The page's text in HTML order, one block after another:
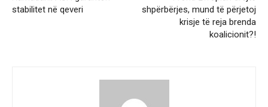
stabilitet në qeveri
shpërbërjes, mund të përjetoj
krisje të reja brenda
koalicionit?!